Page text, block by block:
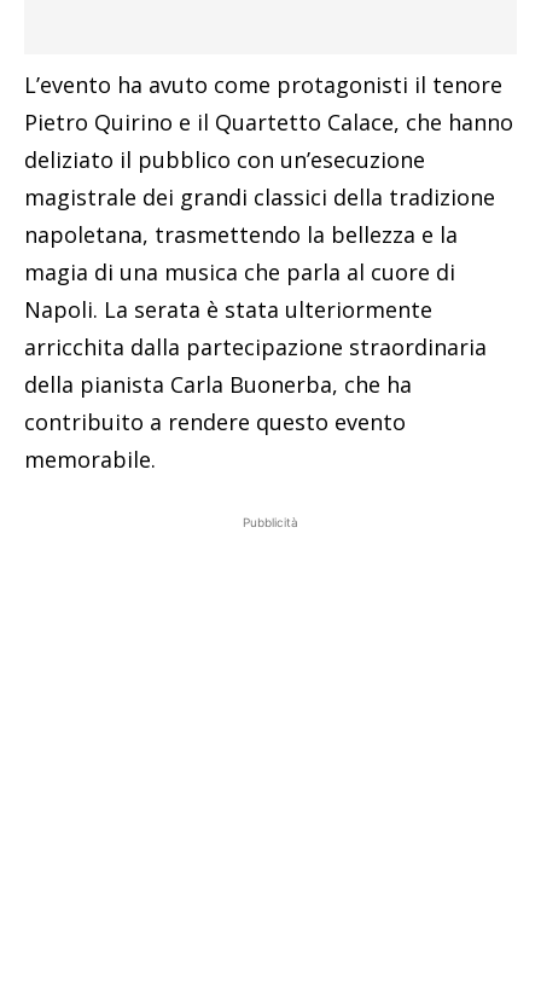
L’evento ha avuto come protagonisti il tenore
Pietro Quirino e il Quartetto Calace, che hanno
deliziato il pubblico con un’esecuzione
magistrale dei grandi classici della tradizione
napoletana, trasmettendo la bellezza e la
magia di una musica che parla al cuore di
Napoli. La serata è stata ulteriormente
arricchita dalla partecipazione straordinaria
della pianista Carla Buonerba, che ha
contribuito a rendere questo evento
memorabile.
Pubblicità